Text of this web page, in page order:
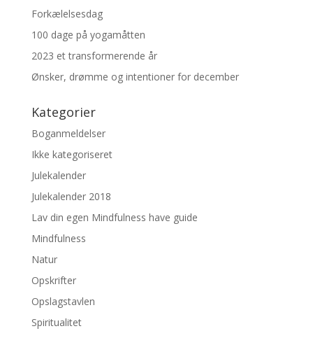
Forkælelsesdag
100 dage på yogamåtten
2023 et transformerende år
Ønsker, drømme og intentioner for december
Kategorier
Boganmeldelser
Ikke kategoriseret
Julekalender
Julekalender 2018
Lav din egen Mindfulness have guide
Mindfulness
Natur
Opskrifter
Opslagstavlen
Spiritualitet